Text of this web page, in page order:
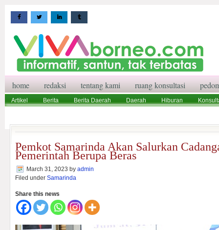
home redaksi tentang kami ruang konsultasi
Artikel Berita Berita Daerah Daerah Hiburan
Pemkot Samarinda Akan Salurkan
Pemerintah Berupa Beras
March 31, 2023 by admin
Filed under Samarinda
Share this news